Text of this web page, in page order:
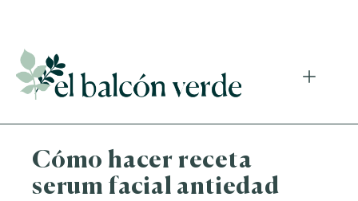
Cómo hacer receta
serum facial antiedad